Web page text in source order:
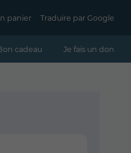
panier Traduire par Google
cadeau Je fais un don